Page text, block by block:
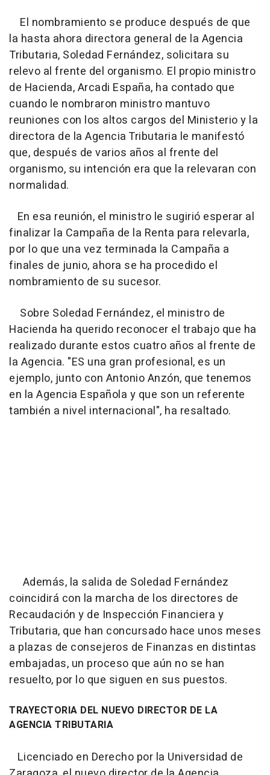
El nombramiento se produce después de que
la hasta ahora directora general de la Agencia
Tributaria, Soledad Fernández, solicitara su
relevo al frente del organismo. El propio ministro
de Hacienda, Arcadi España, ha contado que
cuando le nombraron ministro mantuvo
reuniones con los altos cargos del Ministerio y la
directora de la Agencia Tributaria le manifestó
que, después de varios años al frente del
organismo, su intención era que la relevaran con
normalidad.
En esa reunión, el ministro le sugirió esperar al
finalizar la Campaña de la Renta para relevarla,
por lo que una vez terminada la Campaña a
finales de junio, ahora se ha procedido el
nombramiento de su sucesor.
Sobre Soledad Fernández, el ministro de
Hacienda ha querido reconocer el trabajo que ha
realizado durante estos cuatro años al frente de
la Agencia. "ES una gran profesional, es un
ejemplo, junto con Antonio Anzón, que tenemos
en la Agencia Española y que son un referente
también a nivel internacional", ha resaltado.
Además, la salida de Soledad Fernández
coincidirá con la marcha de los directores de
Recaudación y de Inspección Financiera y
Tributaria, que han concursado hace unos meses
a plazas de consejeros de Finanzas en distintas
embajadas, un proceso que aún no se han
resuelto, por lo que siguen en sus puestos.
TRAYECTORIA DEL NUEVO DIRECTOR DE LA
AGENCIA TRIBUTARIA
Licenciado en Derecho por la Universidad de